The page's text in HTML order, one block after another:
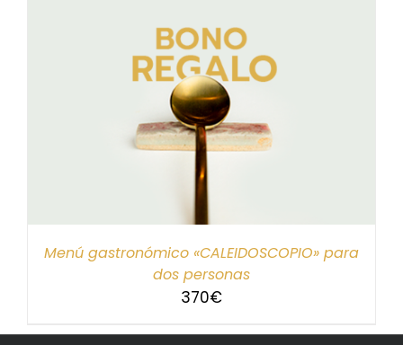
Menú gastronómico «CALEIDOSCOPIO» para
dos personas
370€